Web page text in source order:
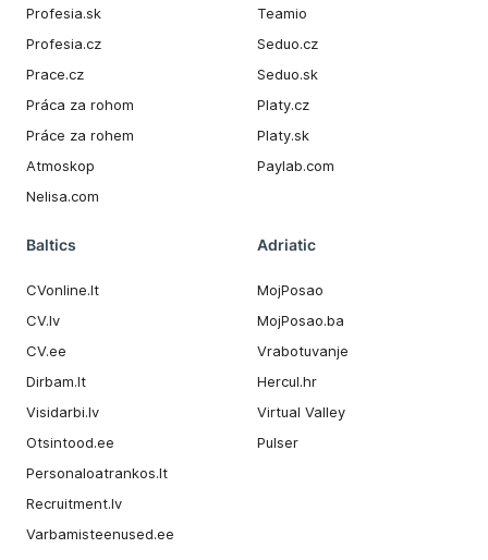
Profesia.sk
Profesia.cz
Prace.cz
Práca za rohom
Práce za rohem
Atmoskop
Nelisa.com
Teamio
Seduo.cz
Seduo.sk
Platy.cz
Platy.sk
Paylab.com
Baltics
CVonline.lt
CV.lv
CV.ee
Dirbam.It
Visidarbi.lv
Otsintood.ee
Personaloatrankos.lt
Recruitment.lv
Varbamisteenused.ee
Adriatic
MojPosao
MojPosao.ba
Vrabotuvanje
Hercul.hr
Virtual Valley
Pulser